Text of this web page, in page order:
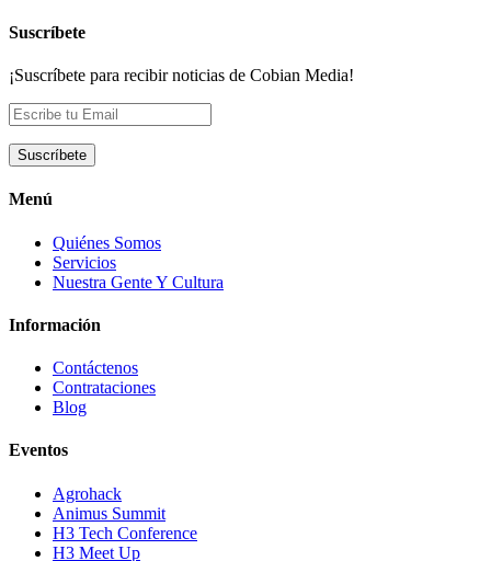
Suscríbete
¡Suscríbete para recibir noticias de Cobian Media!
Menú
Quiénes Somos
Servicios
Nuestra Gente Y Cultura
Información
Contáctenos
Contrataciones
Blog
Eventos
Agrohack
Animus Summit
H3 Tech Conference
H3 Meet Up